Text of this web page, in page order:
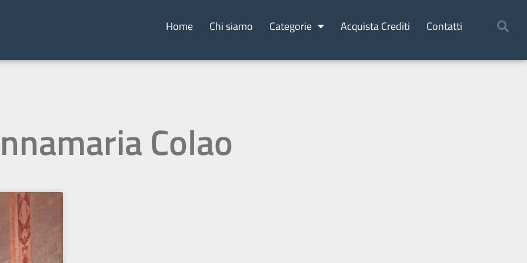
Home Chi siamo Categorie Acquista Crediti Contatti
Colao